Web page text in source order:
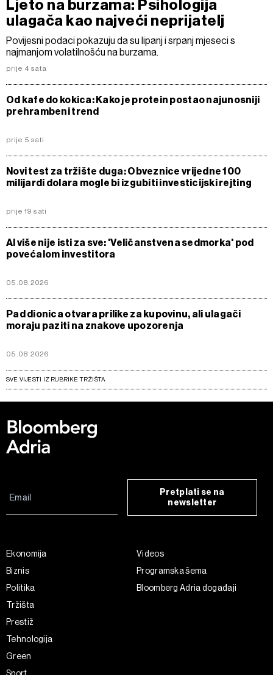
Ljeto na burzama: Psihologija
ulagača kao najveći neprijatelj
Povijesni podaci pokazuju da su lipanj i srpanj mjeseci s
najmanjom volatilnošću na burzama.
prije 4 sata
Od kafe do kokica: Kako je protein postao najunosniji
prehrambeni trend
prije 5 sati
Novi test za tržište duga: Obveznice vrijedne 100
milijardi dolara mogle bi izgubiti investicijski rejting
prije 19 sati
AI više nije isti za sve: 'Veličanstvena sedmorka' pod
povećalom investitora
05.08.2026
Pad dionica otvara prilike za kupovinu, ali ulagači
moraju paziti na znakove upozorenja
05.08.2026
SVE VIJESTI IZ RUBRIKE TRŽIŠTA
Pretplati se na
newsletter
Ekonomija
Biznis
Politika
Tržišta
Prestiž
Tehnologija
Green
Videos
Programska šema
Bloomberg Adria događaji